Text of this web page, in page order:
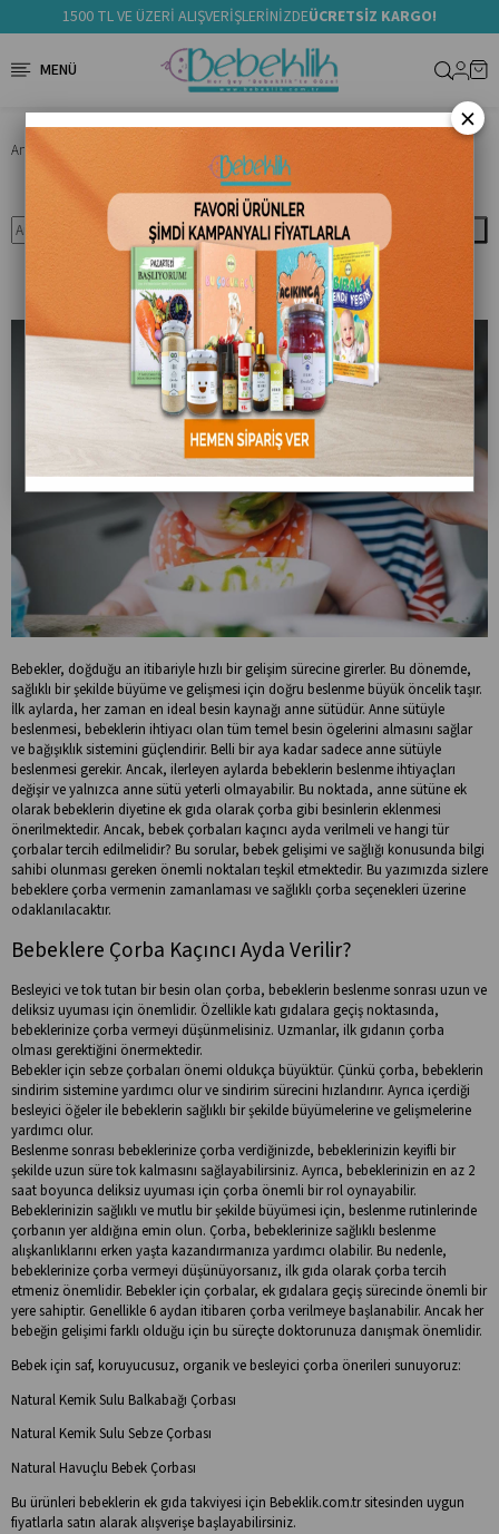
1500 TL VE ÜZERİ ALIŞVERİŞLERİNİZDEÜCRETSİZ KARGO!
Anasayfa Bebeklere Çorba Kaçıncı Ayda Verilir?
Bebeklere Çorba Kaçıncı Ayda Verilir?
Bebekler, doğduğu an itibariyle hızlı bir gelişim sürecine girerler. Bu dönemde,
sağlıklı bir şekilde büyüme ve gelişmesi için doğru beslenme büyük öncelik taşır.
İlk aylarda, her zaman en ideal besin kaynağı anne sütüdür. Anne sütüyle
beslenmesi, bebeklerin ihtiyacı olan tüm temel besin ögelerini almasını sağlar
ve bağışıklık sistemini güçlendirir. Belli bir aya kadar sadece anne sütüyle
beslenmesi gerekir. Ancak, ilerleyen aylarda bebeklerin beslenme ihtiyaçları
değişir ve yalnızca anne sütü yeterli olmayabilir. Bu noktada, anne sütüne ek
olarak bebeklerin diyetine ek gıda olarak çorba gibi besinlerin eklenmesi
önerilmektedir. Ancak, bebek çorbaları kaçıncı ayda verilmeli ve hangi tür
çorbalar tercih edilmelidir? Bu sorular, bebek gelişimi ve sağlığı konusunda bilgi
sahibi olunması gereken önemli noktaları teşkil etmektedir. Bu yazımızda sizlere
bebeklere çorba vermenin zamanlaması ve sağlıklı çorba seçenekleri üzerine
odaklanılacaktır.
Bebeklere Çorba Kaçıncı Ayda Verilir?
Besleyici ve tok tutan bir besin olan çorba, bebeklerin beslenme sonrası uzun ve
deliksiz uyuması için önemlidir. Özellikle katı gıdalara geçiş noktasında,
bebeklerinize çorba vermeyi düşünmelisiniz. Uzmanlar, ilk gıdanın çorba
olması gerektiğini önermektedir.
Bebekler için sebze çorbaları önemi oldukça büyüktür. Çünkü çorba, bebeklerin
sindirim sistemine yardımcı olur ve sindirim sürecini hızlandırır. Ayrıca içerdiği
besleyici öğeler ile bebeklerin sağlıklı bir şekilde büyümelerine ve gelişmelerine
yardımcı olur.
Beslenme sonrası bebeklerinize çorba verdiğinizde, bebeklerinizin keyifli bir
şekilde uzun süre tok kalmasını sağlayabilirsiniz. Ayrıca, bebeklerinizin en az 2
saat boyunca deliksiz uyuması için çorba önemli bir rol oynayabilir.
Bebeklerinizin sağlıklı ve mutlu bir şekilde büyümesi için, beslenme rutinlerinde
çorbanın yer aldığına emin olun. Çorba, bebeklerinize sağlıklı beslenme
alışkanlıklarını erken yaşta kazandırmanıza yardımcı olabilir. Bu nedenle,
bebeklerinize çorba vermeyi düşünüyorsanız, ilk gıda olarak çorba tercih
etmeniz önemlidir. Bebekler için çorbalar, ek gıdalara geçiş sürecinde önemli bir
yere sahiptir. Genellikle 6 aydan itibaren çorba verilmeye başlanabilir. Ancak her
bebeğin gelişimi farklı olduğu için bu süreçte doktorunuza danışmak önemlidir.
Bebek için saf, koruyucusuz, organik ve besleyici çorba önerileri sunuyoruz:
Natural Kemik Sulu Balkabağı Çorbası
Natural Kemik Sulu Sebze Çorbası
Natural Havuçlu Bebek Çorbası
Bu ürünleri bebeklerin ek gıda takviyesi için Bebeklik.com.tr sitesinden uygun
fiyatlarla satın alarak alışverişe başlayabilirsiniz.
×